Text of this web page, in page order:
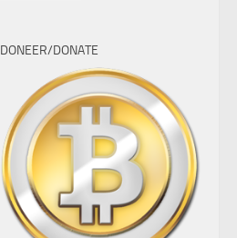
DONEER/DONATE